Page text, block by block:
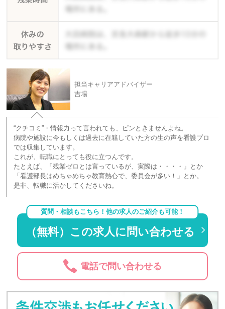
担当キャリアアドバイザー
吉場
“クチコミ”・情報力って言われても、ピンときませんよね。
病院や施設に今もしくは過去に在籍していた方の生の声を看護プロ
では収集しています。
これが、転職にとっても役に立つんです。
たとえば、「残業ゼロとは言っているが、実際は・・・・」とか
「看護部長はめちゃめちゃ教育熱心で、委員会が多い！」とか。
是非、転職に活かしてくださいね。
質問・相談もこちら！他の求人のご紹介も可能！
（無料）この求人に問い合わせる
電話で問い合わせる